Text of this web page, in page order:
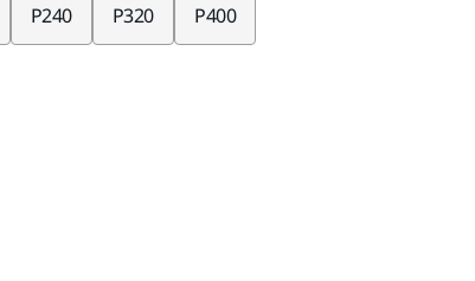
P240 P320 P400